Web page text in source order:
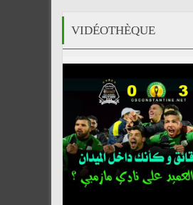
VIDÉOTHÈQUE